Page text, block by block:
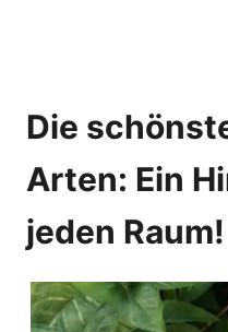
Die
Arten: Ein
jeden Raum!